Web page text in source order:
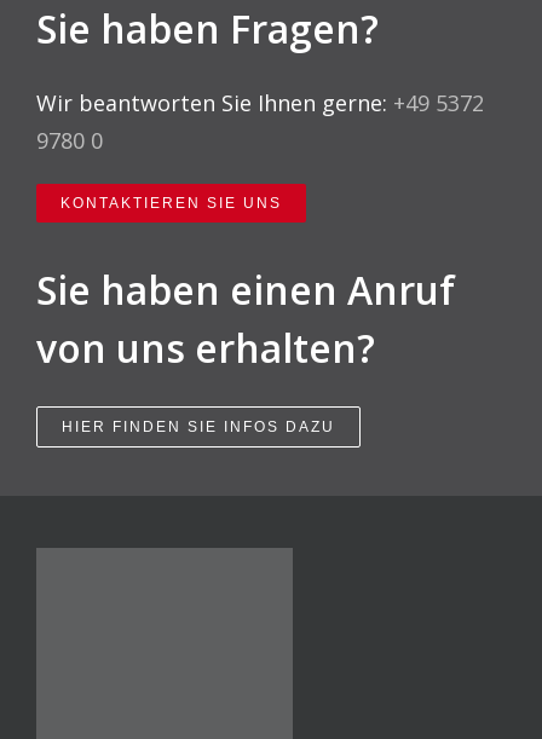
Sie haben Fragen?
Wir beantworten Sie Ihnen gerne: +49 5372
9780 0
KONTAKTIEREN SIE UNS
Sie haben einen Anruf
von uns erhalten?
HIER FINDEN SIE INFOS DAZU